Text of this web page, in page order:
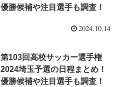
優勝候補や注目選手も調査！
2024.10.14
第103回高校サッカー選手権
2024埼玉予選の日程まとめ！
優勝候補や注目選手も調査！